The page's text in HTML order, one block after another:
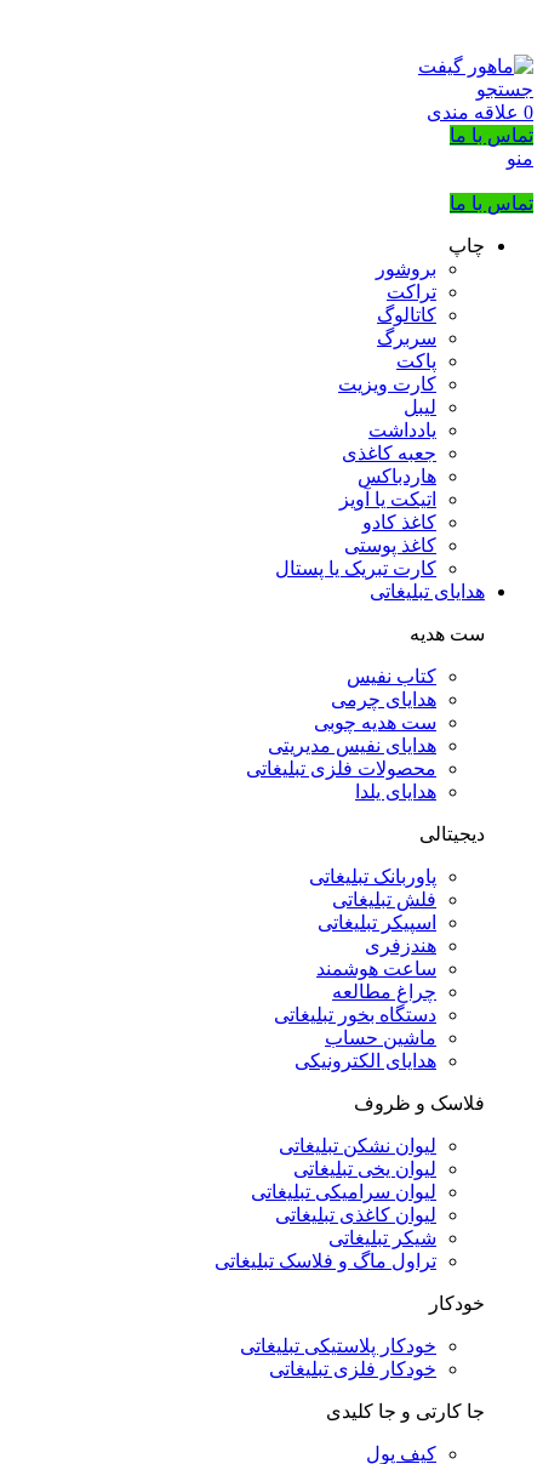
جستجو
0 علاقه مندی
تماس با ما
منو
تماس با ما
چاپ
بروشور
تراکت
کاتالوگ
سربرگ
پاکت
کارت ویزیت
لیبل
یادداشت
جعبه کاغذی
هاردباکس
اتیکت یا آویز
کاغذ کادو
کاغذ پوستی
کارت تبریک یا پستال
هدایای تبلیغاتی
ست هدیه
کتاب نفیس
هدایای چرمی
ست هدیه چوبی
هدایای نفیس مدیریتی
محصولات فلزی تبلیغاتی
هدایای یلدا
دیجیتالی
پاوربانک تبلیغاتی
فلش تبلیغاتی
اسپیکر تبلیغاتی
هندزفری
ساعت هوشمند
چراغ مطالعه
دستگاه بخور تبلیغاتی
ماشین حساب
هدایای الکترونیکی
فلاسک و ظروف
لیوان نشکن تبلیغاتی
لیوان یخی تبلیغاتی
لیوان سرامیکی تبلیغاتی
لیوان کاغذی تبلیغاتی
شیکر تبلیغاتی
تراول ماگ و فلاسک تبلیغاتی
خودکار
خودکار پلاستیکی تبلیغاتی
خودکار فلزی تبلیغاتی
جا کارتی و جا کلیدی
کیف پول